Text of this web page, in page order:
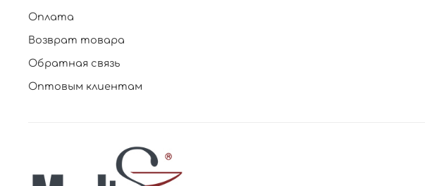
Оплата
Возврат товара
Обратная связь
Оптовым клиентам